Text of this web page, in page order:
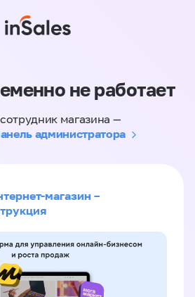
не работает
магазина —
администратора
магазин –